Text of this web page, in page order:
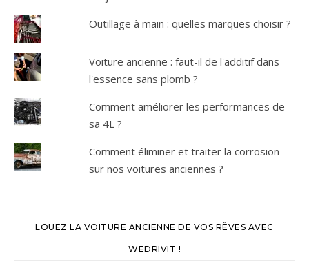
Outillage à main : quelles marques choisir ?
Voiture ancienne : faut-il de l'additif dans
l'essence sans plomb ?
Comment améliorer les performances de
sa 4L ?
Comment éliminer et traiter la corrosion
sur nos voitures anciennes ?
LOUEZ LA VOITURE ANCIENNE DE VOS RÊVES AVEC
WEDRIVIT !